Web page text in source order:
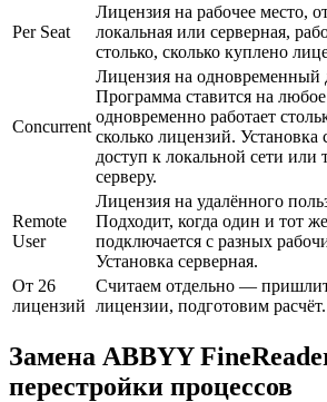
Per Seat
Лицензия на рабочее место,
локальная или серверная,
столько, сколько куплено
Concurrent
Лицензия на одновременный
Программа ставится на
одновременно работает
сколько лицензий. Установка
доступ к локальной сети или
серверу.
Remote
User
Лицензия на удалённого
Подходит, когда один и тот
подключается с разных
Установка серверная.
От 26
лицензий
Считаем отдельно —
лицензии, подготовим расчёт.
Замена ABBYY
перестройки процессов